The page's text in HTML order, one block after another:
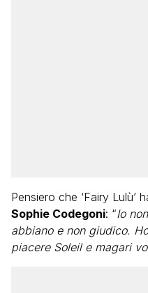
Pensiero che ‘Fairy Lulù’
Sophie Codegoni: “Io
abbiano e non giudico.
piacere Soleil e magari